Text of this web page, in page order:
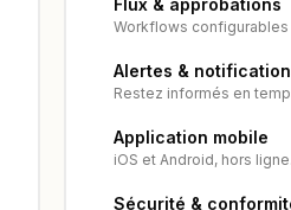
Workflows configurables
Alertes &
Restez informés en
Application mobile
iOS et Android, hors ligne.
Sécurité &